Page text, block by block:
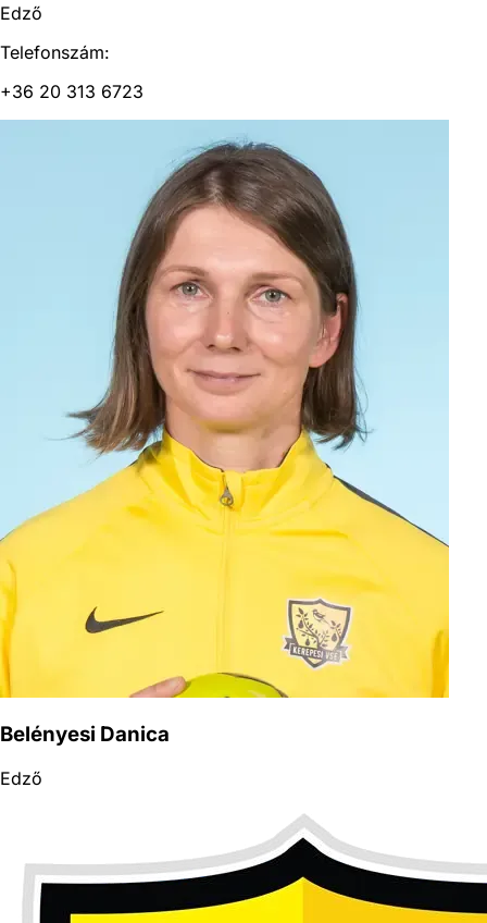
Edző
Telefonszám:
+36 20 313 6723
Belényesi Danica
Edző